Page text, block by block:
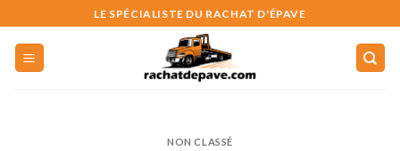
to
content
LE SPÉCIALISTE DU RACHAT D'ÉPAVE
NON CLASSÉ